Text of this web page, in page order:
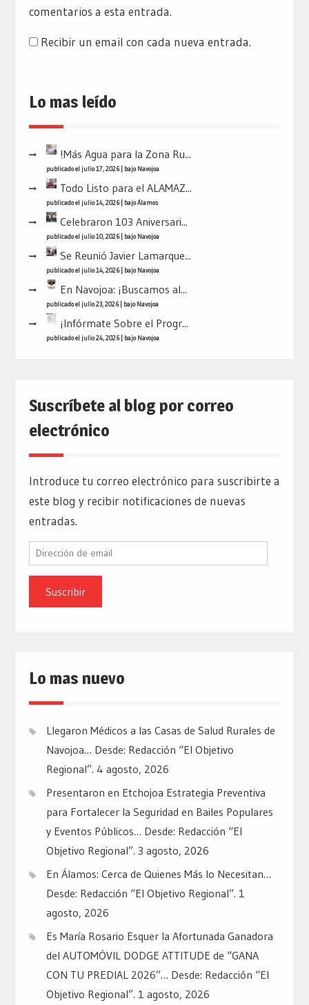
comentarios a esta entrada.
Recibir un email con cada nueva entrada.
Lo mas leído
!Más Agua para la Zona Ru...
publicado el julio 17, 2026| bajo Navojoa
Todo Listo para el ALAMAZ...
publicado el julio 14, 2026| bajoÁlamos
Celebraron 103 Aniversari...
publicado el julio 10, 2026| bajo Navojoa
Se Reunió Javier Lamarque...
publicado el julio 14, 2026| bajo Navojoa
En Navojoa: ¡Buscamos al...
publicado el julio 23, 2026| bajo Navojoa
¡Infórmate Sobre el Progr...
publicado el julio 24, 2026| bajo Navojoa
Suscríbete al blog por correo
electrónico
Introduce tu correo electrónico para suscribirte a
este blog y recibir notificaciones de nuevas
entradas.
Dirección
email
Lo mas nuevo
Llegaron Médicos a las Casas de Salud Rurales de
Navojoa… Desde: Redacción “El Objetivo
Regional”. 4 agosto, 2026
Presentaron en Etchojoa Estrategia Preventiva
para Fortalecer la Seguridad en Bailes Populares
y Eventos Públicos… Desde: Redacción “El
Objetivo Regional”. 3 agosto, 2026
En Álamos: Cerca de Quienes Más lo Necesitan…
Desde: Redacción “El Objetivo Regional”. 1
agosto, 2026
Es María Rosario Esquer la Afortunada Ganadora
del AUTOMÓVIL DODGE ATTITUDE de “GANA
CON TU PREDIAL 2026”… Desde: Redacción “El
Objetivo Regional”. 1 agosto, 2026